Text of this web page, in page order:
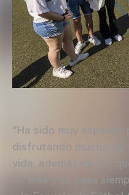
“Ha sido muy
disfrutando mucho de
vida, además de los
su vida y su casa